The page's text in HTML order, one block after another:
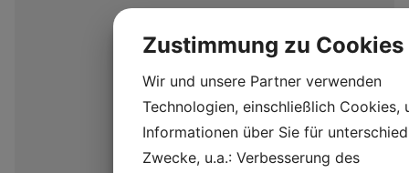
Zustimmung zu Cookies
Wir und unsere Partner verwenden
Technologien, einschließlich Cookies,
Informationen über Sie für
Zwecke, u.a.: Verbesserung des